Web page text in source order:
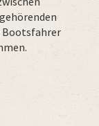
Bootsfahrer